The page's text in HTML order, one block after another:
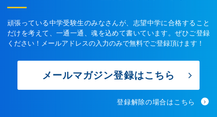
頑張っている中学受験生のみなさんが、志望中学に合格すること
だけを考えて、一通一通、魂を込めて書いています。ぜひご登録
ください！メールアドレスの入力のみで無料でご登録頂けます！
メールマガジン登録はこちら
登録解除の場合はこちら